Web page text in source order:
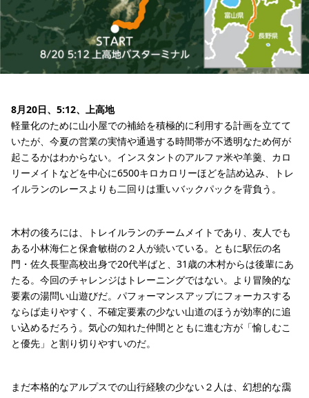
8月20日、5:12、上高地
軽量化のために山小屋での補給を積極的に利用する計画を立てて
いたが、今夏の営業の実情や通過する時間帯が不透明なため何が
起こるかはわからない。インスタントのアルファ米や羊羹、カロ
リーメイトなどを中心に6500キロカロリーほどを詰め込み、トレ
イルランのレースよりも二回りは重いバックパックを背負う。
木村の後ろには、トレイルランのチームメイトであり、友人でも
ある小林海仁と保倉敏樹の２人が続いている。ともに駅伝の名
門・佐久長聖高校出身で20代半ばと、31歳の木村からは後輩にあ
たる。今回のチャレンジはトレーニングではない。より冒険的な
要素の湯問い山遊びだ。パフォーマンスアップにフォーカスする
ならば走りやすく、不確定要素の少ない山道のほうが効率的に追
い込めるだろう。気心の知れた仲間とともに進む方が「愉しむこ
と優先」と割り切りやすいのだ。
まだ本格的なアルプスでの山行経験の少ない２人は、幻想的な靄